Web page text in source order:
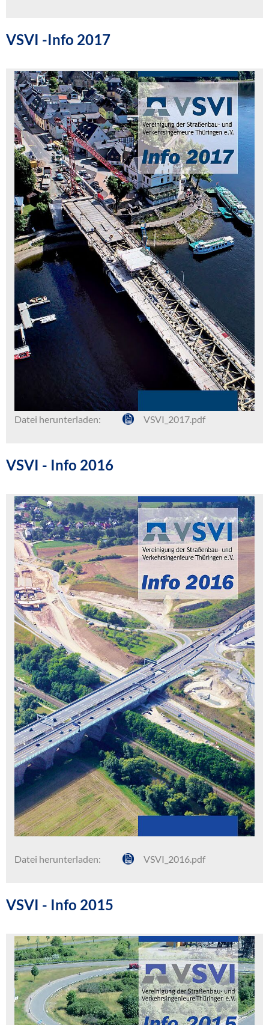
VSVI -Info 2017
Datei herunterladen: VSVI_2017.pdf
VSVI - Info 2016
Datei herunterladen: VSVI_2016.pdf
VSVI - Info 2015